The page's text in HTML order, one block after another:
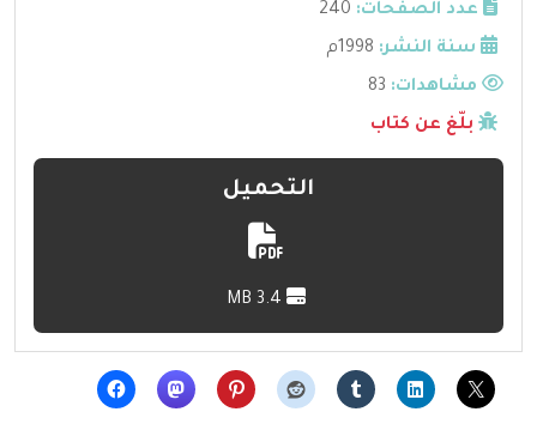
عدد الصفحات: 240
سنة النشر: 1998م
مشاهدات:
بلّغ عن كتاب
التحميل